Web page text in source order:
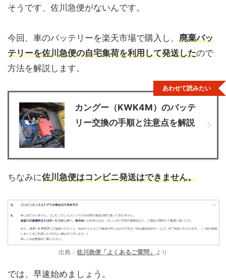
そうです、佐川急便がないんです。
今回、車のバッテリーを楽天市場で購入し、 廃棄バッ
テリーを佐川急便の自宅集荷を利用して発送したので
方法を解説します。
カングー（KWK4M）のバッテ
リー交換の手順と注意点を解説
あわせて読みたい
ちなみに佐川急便はコンビニ発送はできません。
出典： 佐川急便「よくあるご質問」 より
では、早速始めましょう。